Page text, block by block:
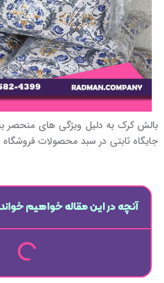
بالش کرک به دلیل ویژگی های منحصر
جایگاه ثابتی در سبد محصولات
آنچه در این مقاله خواهیم